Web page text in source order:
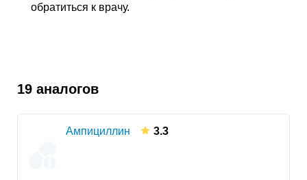
обратиться к врачу.
19 аналогов
Ампициллин 3.3